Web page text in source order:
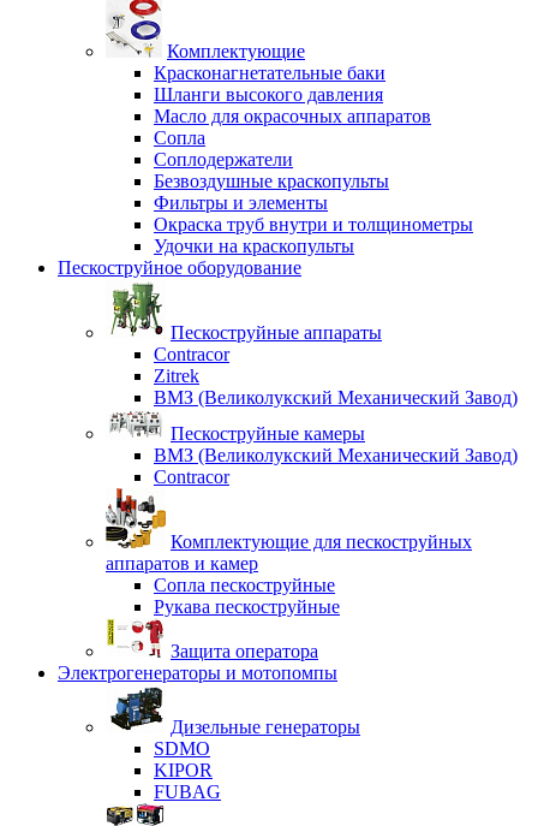
Комплектующие
Красконагнетательные баки
Шланги высокого давления
Масло для окрасочных аппаратов
Сопла
Соплодержатели
Безвоздушные краскопульты
Фильтры и элементы
Окраска труб внутри и толщинометры
Удочки на краскопульты
Пескоструйное оборудование
Пескоструйные аппараты
Contracor
Zitrek
ВМЗ (Великолукский Механический Завод)
Пескоструйные камеры
ВМЗ (Великолукский Механический Завод)
Contracor
Комплектующие для пескоструйных
аппаратов и камер
Сопла пескоструйные
Рукава пескоструйные
Защита оператора
Электрогенераторы и мотопомпы
Дизельные генераторы
SDMO
KIPOR
FUBAG